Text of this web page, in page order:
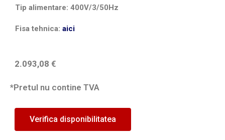
Tip alimentare: 400V/3/50Hz
Fisa tehnica: aici
2.093,08 €
*Pretul nu contine TVA
Verifica disponibilitatea